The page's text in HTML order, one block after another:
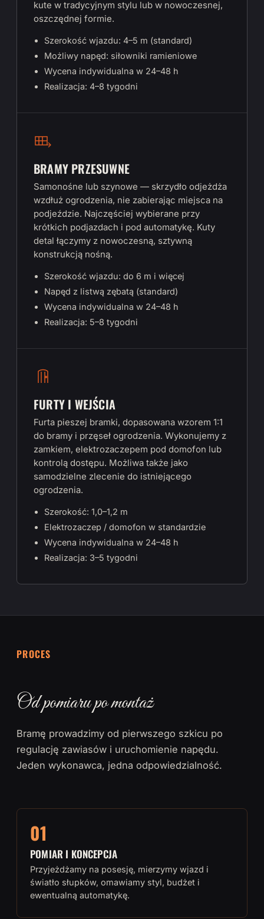
kute w tradycyjnym stylu lub w nowoczesnej,
oszczędnej formie.
Szerokość wjazdu: 4–5 m (standard)
Możliwy napęd: siłowniki ramieniowe
Wycena indywidualna w 24–48 h
Realizacja: 4–8 tygodni
BRAMY PRZESUWNE
Samonośne lub szynowe — skrzydło odjeżdża
wzdłuż ogrodzenia, nie zabierając miejsca na
podjeździe. Najczęściej wybierane przy
krótkich podjazdach i pod automatykę. Kuty
detal łączymy z nowoczesną, sztywną
konstrukcją nośną.
Szerokość wjazdu: do 6 m i więcej
Napęd z listwą zębatą (standard)
Wycena indywidualna w 24–48 h
Realizacja: 5–8 tygodni
FURTY I WEJŚCIA
Furta pieszej bramki, dopasowana wzorem 1:1
do bramy i przęseł ogrodzenia. Wykonujemy z
zamkiem, elektrozaczepem pod domofon lub
kontrolą dostępu. Możliwa także jako
samodzielne zlecenie do istniejącego
ogrodzenia.
Szerokość: 1,0–1,2 m
Elektrozaczep / domofon w standardzie
Wycena indywidualna w 24–48 h
Realizacja: 3–5 tygodni
PROCES
Od pomiaru po montaż
Bramę prowadzimy od pierwszego szkicu po
regulację zawiasów i uruchomienie napędu.
Jeden wykonawca, jedna odpowiedzialność.
01
POMIAR I KONCEPCJA
Przyjeżdżamy na posesję, mierzymy wjazd i
światło słupków, omawiamy styl, budżet i
ewentualną automatykę.